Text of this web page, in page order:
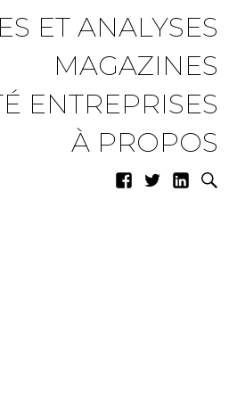
ET ANALYSES
MAGAZINES
ENTREPRISES
À PROPOS